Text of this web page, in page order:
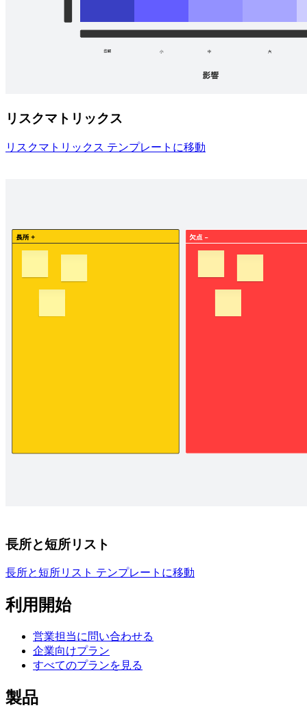
リスクマトリックス
リスクマトリックス テンプレートに移動
長所と短所リスト
長所と短所リスト テンプレートに移動
利用開始
営業担当に問い合わせる
企業向けプラン
すべてのプランを見る
製品